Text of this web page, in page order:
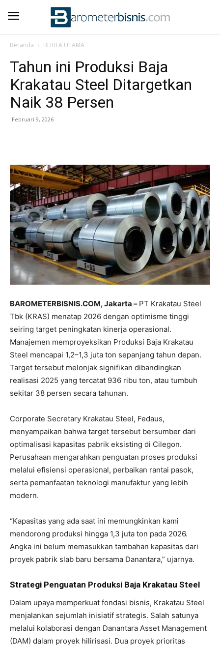
Beranda BERITA UTAMA
Tahun ini Produksi Baja
Krakatau Steel Ditargetkan
Naik 38 Persen
Februari 9, 2026
BAROMETERBISNIS.COM, Jakarta – PT Krakatau Steel
Tbk (KRAS) menatap 2026 dengan optimisme tinggi
seiring target peningkatan kinerja operasional.
Manajemen memproyeksikan Produksi Baja Krakatau
Steel mencapai 1,2–1,3 juta ton sepanjang tahun depan.
Target tersebut melonjak signifikan dibandingkan
realisasi 2025 yang tercatat 936 ribu ton, atau tumbuh
sekitar 38 persen secara tahunan.
Corporate Secretary Krakatau Steel, Fedaus,
menyampaikan bahwa target tersebut bersumber dari
optimalisasi kapasitas pabrik eksisting di Cilegon.
Perusahaan mengarahkan penguatan proses produksi
melalui efisiensi operasional, perbaikan rantai pasok,
serta pemanfaatan teknologi manufaktur yang lebih
modern.
“Kapasitas yang ada saat ini memungkinkan kami
mendorong produksi hingga 1,3 juta ton pada 2026.
Angka ini belum memasukkan tambahan kapasitas dari
proyek pabrik slab baru bersama Danantara,” ujarnya.
Strategi Penguatan Produksi Baja Krakatau Steel
Dalam upaya memperkuat fondasi bisnis, Krakatau Steel
menjalankan sejumlah inisiatif strategis. Salah satunya
melalui kolaborasi dengan Danantara Asset Management
(DAM) dalam proyek hilirisasi. Dua proyek prioritas